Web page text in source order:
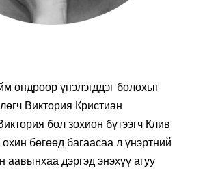
өндрөөр үнэлэгддэг болохыг
Виктория Кристиан
бол зохион бүтээгч Клив
бөгөөд багаасаа л үнэртний
аавынхаа дэргэд энэхүү агуу